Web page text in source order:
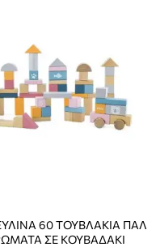
60 ΤΟΥΒΛΆΚΙΑ ΠΑΛ
ΣΕ ΚΟΥΒΑΔΆΚΙ